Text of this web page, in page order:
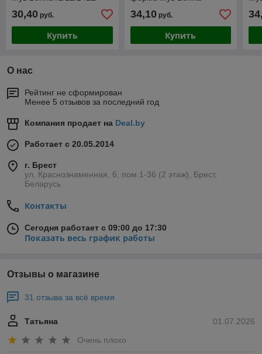
30,40 руб.
Купить
34,10руб.
Купить
О нас
Рейтинг не сформирован
Менее 5 отзывов за последний год
Компания продает на Deal.by
Работает с 20.05.2014
г. Брест
ул. Краснознаменная, 6, пом.1-36 (2 этаж), Брест,
Беларусь
Контакты
Сегодня работает с 09:00 до 17:30
Показать весь график работы
Отзывы о магазине
31 отзыва за всё время
01.07.2026
Татьяна
Очень плохо